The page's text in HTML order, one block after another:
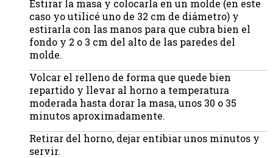
Estirar la masa y colocarla en un molde (en este
caso yo utilicé uno de 32 cm de diámetro) y
estirarla con las manos para que cubra bien el
fondo y 2 o 3 cm del alto de las paredes del
molde.
Volcar el relleno de forma que quede bien
repartido y llevar al horno a temperatura
moderada hasta dorar la masa, unos 30 o 35
minutos aproximadamente.
Retirar del horno, dejar entibiar unos minutos y
servir.